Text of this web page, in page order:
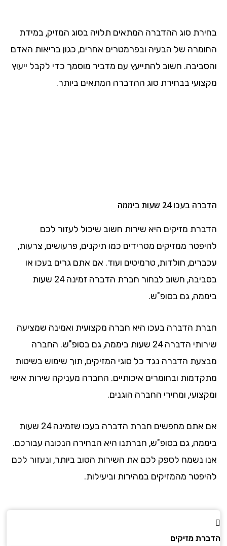
בחירת סוג ההדברה המתאים תלויה בסוג המזיק, במידת
החומרה של הבעיה ובפרמטרים אחרים, כגון בריאות האדם
והסביבה. חשוב להתייעץ עם מדביר מוסמך כדי לקבל ייעוץ
מקצועי בבחירת סוג ההדברה המתאים ביותר.
הדברה בעכו 24 שעות ביממה
הדברת מזיקים היא שירות חשוב שיכול לעזור לכם
להיפטר ממזיקים מטרידים כמו תיקנים, פרעושים, צרעות,
עכברים, חולדות, טרמיטים ועוד. אם אתם גרים בעכו או
בסביבה, חשוב לבחור חברת הדברה זמינה 24 שעות
ביממה, גם בסופ"ש.
חברת הדברה בעכו היא חברה מקצועית ואמינה שמציעה
שירותי הדברה 24 שעות ביממה, גם בסופ"ש. החברה
מבצעת הדברה נגד כל סוגי המזיקים, תוך שימוש בשיטות
מתקדמות ובחומרים איכותיים. החברה מעניקה שירות אישי
ומקצועי, ומחירי החברה הוגנים.
אם אתם מחפשים חברת הדברה בעכו שזמינה 24 שעות
ביממה, גם בסופ"ש, חברתנו היא הבחירה הנכונה עבורכם.
אנו נשמח לספק לכם את השירות הטוב ביותר, ונעזור לכם
להיפטר מהמזיקים במהירות וביעילות.
הדברת מזיקים